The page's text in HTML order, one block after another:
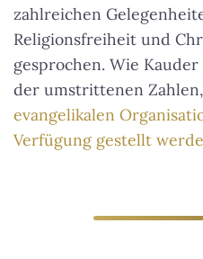
zahlreichen
Religionsfreiheit und
gesprochen. Wie
der umstrittenen Zahlen,
evangelikalen
Verfügung gestellt